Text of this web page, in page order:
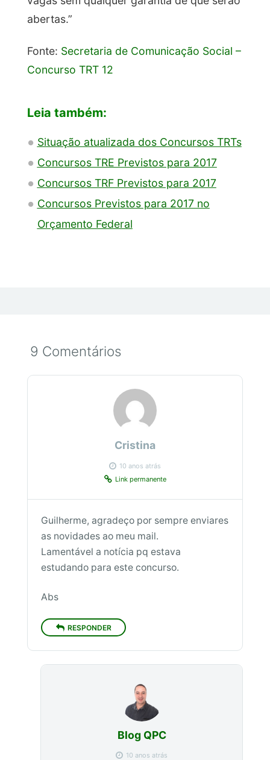
abertas.”
Fonte: Secretaria de Comunicação Social –
Concurso TRT 12
Leia também:
Situação atualizada dos Concursos TRTs
Concursos TRE Previstos para 2017
Concursos TRF Previstos para 2017
Concursos Previstos para 2017 no
Orçamento Federal
9 Comentários
Cristina
10 anos atrás
Link permanente
Guilherme, agradeço por sempre enviares
as novidades ao meu mail.
Lamentável a notícia pq estava
estudando para este concurso.
Abs
RESPONDER
Blog QPC
10 anos atrás